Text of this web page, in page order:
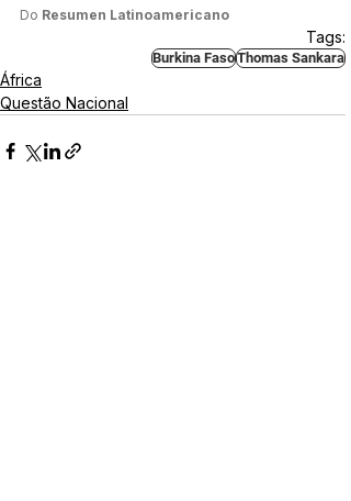
Do Resumen Latinoamericano
Tags:
Burkina FasoThomas Sankara
África
Questão Nacional